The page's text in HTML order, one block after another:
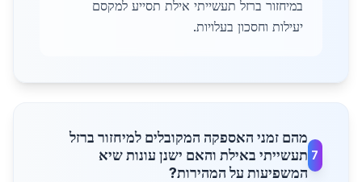
במיחזור ברזל תעשייתי אילת תסייע למקסם
יעילות וחסכון בעלויות.
7
מהם זמני האספקה המקובלים למיחזור ברזל
תעשייתי באילת והאם ישנן עונות שיא
המשפיעות על המהירות?